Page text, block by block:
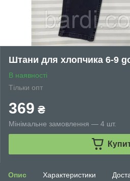
Штани для хлопчика 6-9
В наявності
Тільки опт
369 ₴
Мінімальне замовлення — 4 шт.
Опис Характеристики